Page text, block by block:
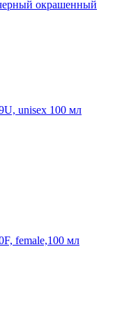
окрашенный
unisex 100 мл
female,100 мл